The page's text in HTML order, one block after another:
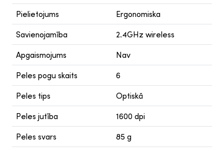
Pielietojums Ergonomiska
Savienojamība 2.4GHz wireless
Apgaismojums Nav
Peles pogu skaits 6
Peles tips Optiskā
Peles jutība 1600 dpi
Peles svars 85 g